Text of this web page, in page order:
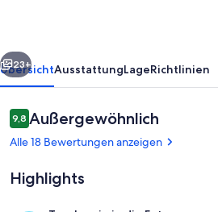
überdachter
Pool
9,30x3,50x1,40
m
Weiter
23+
ÜbersichtAusstattungLageRichtlinien
Bewertungen
9,89,8 von 10.
Außergewöhnlich
Alle 18 Bewertungen anzeigen
Highlights